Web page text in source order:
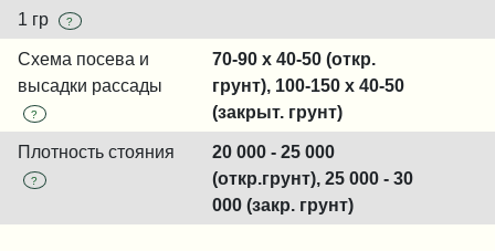
1 гр
?
Схема посева и
высадки рассады
?
70-90 x 40-50 (откр.
грунт), 100-150 x 40-50
(закрыт. грунт)
Плотность стояния
?
20 000 - 25 000
(откр.грунт), 25 000 - 30
000 (закр. грунт)